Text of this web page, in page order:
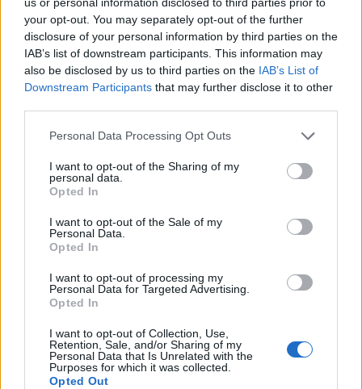
your opt-out. You may separately opt-out of the further
disclosure of your personal information by third parties on the
IAB’s list of downstream participants. This information may
also be disclosed by us to third parties on the IAB’s List of
Downstream Participants that may further disclose it to other
Please note that this website/app uses one or more Google
not limited to your visit or usage behaviour. You may click to
grant or deny consent to Google and its third-party tags to
use your data for below specified purposes in below Google
consent section.
Personal Data Processing Opt Outs
I want to opt-out of the Sharing of my
personal data.
Opted In
I want to opt-out of the Sale of my
Personal Data.
Opted In
I want to opt-out of processing my
Personal Data for Targeted Advertising.
Opted In
I want to opt-out of Collection, Use,
Retention, Sale, and/or Sharing of my
Personal Data that Is Unrelated with the
Purposes for which it was collected.
Opted Out
Amire többmillióan vártunk: szombattól másodfokúra
MAGYAR ÉPÍTŐK